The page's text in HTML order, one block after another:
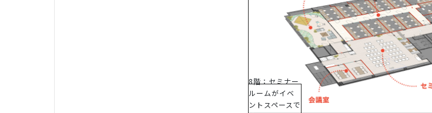
8階：セミナー
ルームがイベ
ントスペースで